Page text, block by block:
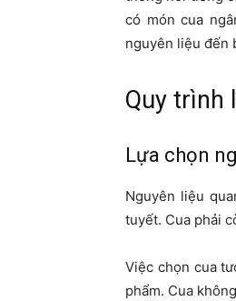
có món cua
nguyên liệu đến
Quy trình
Lựa chọn
Nguyên liệu
tuyết. Cua phải
Việc chọn cua
phẩm. Cua